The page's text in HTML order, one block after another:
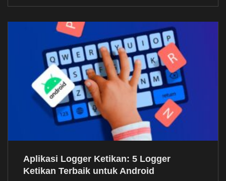
Aplikasi Logger Ketikan: 5 Logger
Ketikan Terbaik untuk Android